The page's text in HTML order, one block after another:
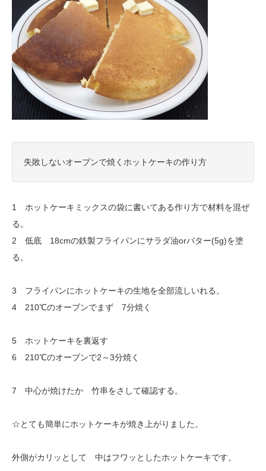
失敗しないオーブンで焼くホットケーキの作り方
1 ホットケーキミックスの袋に書いてある作り方で材料を混ぜ
る。
2 低底 18cmの鉄製フライパンにサラダ油orバター(5g)を塗
る。
3 フライパンにホットケーキの生地を全部流しいれる。
4 210℃のオーブンでまず 7分焼く
5 ホットケーキを裏返す
6 210℃のオーブンで2～3分焼く
7 中心が焼けたか 竹串をさして確認する。
☆とても簡単にホットケーキが焼き上がりました。
外側がカリッとして 中はフワッとしたホットケーキです。